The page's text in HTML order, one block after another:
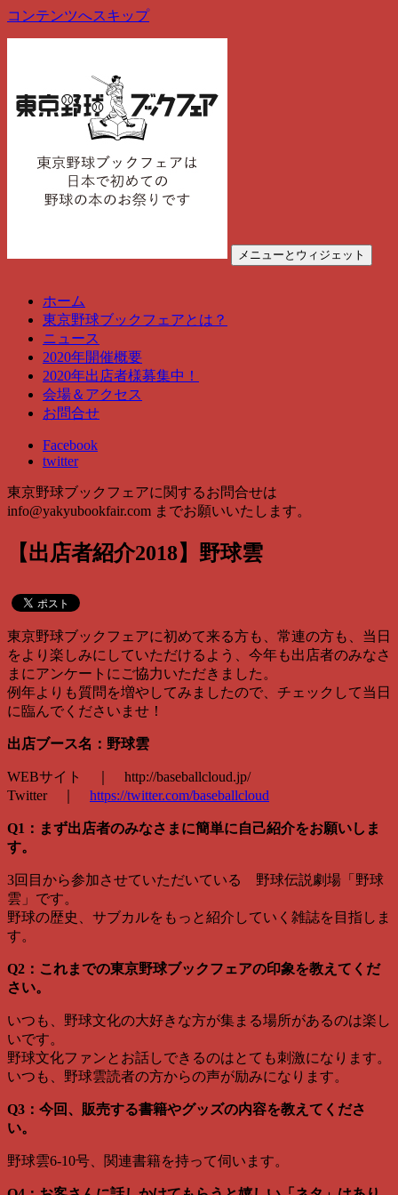
コンテンツへスキップ
メニューとウィジェット
ホーム
東京野球ブックフェアとは？
ニュース
2020年開催概要
2020年出店者様募集中！
会場＆アクセス
お問合せ
Facebook
twitter
東京野球ブックフェアに関するお問合せは
info@yakyubookfair.com までお願いいたします。
【出店者紹介2018】野球雲
東京野球ブックフェアに初めて来る方も、常連の方も、当日
をより楽しみにしていただけるよう、今年も出店者のみなさ
まにアンケートにご協力いただきました。
例年よりも質問を増やしてみましたので、チェックして当日
に臨んでくださいませ！
出店ブース名：野球雲
WEBサイト ｜ http://baseballcloud.jp/
Twitter ｜ https://twitter.com/baseballcloud
Q1：まず出店者のみなさまに簡単に自己紹介をお願いしま
す。
3回目から参加させていただいている 野球伝説劇場「野球
雲」です。
野球の歴史、サブカルをもっと紹介していく雑誌を目指しま
す。
Q2：これまでの東京野球ブックフェアの印象を教えてくだ
さい。
いつも、 野球文化の大好きな方が集まる場所があるのは楽し
いです。
野球文化ファンとお話しできるのはとても刺激になります。
いつも、野球雲読者の方からの声が励みになります。
Q3：今回、販売する書籍やグッズの内容を教えてくださ
い。
野球雲6-10号、関連書籍を持って伺います。